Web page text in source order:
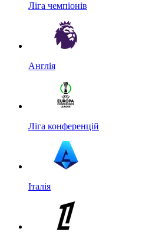
Ліга чемпіонів
Англія
Ліга конференцій
Італія